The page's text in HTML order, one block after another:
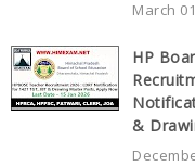
March
HP
&